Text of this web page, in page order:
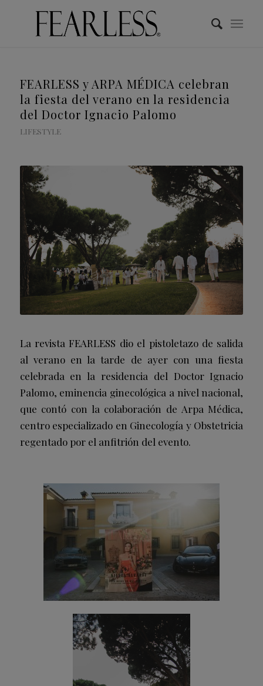
FEARLESS y ARPA MÉDICA celebran
la fiesta del verano en la residencia
del Doctor Ignacio Palomo
LIFESTYLE
La revista FEARLESS dio el pistoletazo de salida
al verano en la tarde de ayer con una fiesta
celebrada en la residencia del Doctor Ignacio
Palomo, eminencia ginecológica a nivel nacional,
que contó con la colaboración de Arpa Médica,
centro especializado en Ginecología y Obstetricia
regentado por el anfitrión del evento.